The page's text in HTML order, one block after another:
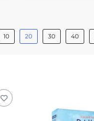
10 20 30 40